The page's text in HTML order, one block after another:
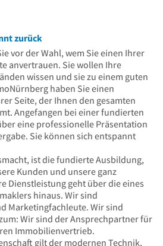
zurück
vor der Wahl, wem Sie einen Ihrer
anvertrauen. Sie wollen Ihre
wissen und sie zu einem guten
haben Sie einen
Seite, der Ihnen den gesamten
Angefangen bei einer fundierten
eine professionelle Präsentation
Sie können sich entspannt
ist die fundierte Ausbildung,
Kunden und unsere ganz
Dienstleistung geht über die eines
hinaus. Wir sind
Marketingfachleute. Wir sind
Wir sind der Ansprechpartner für
Immobilienvertrieb.
gilt der modernen Technik,